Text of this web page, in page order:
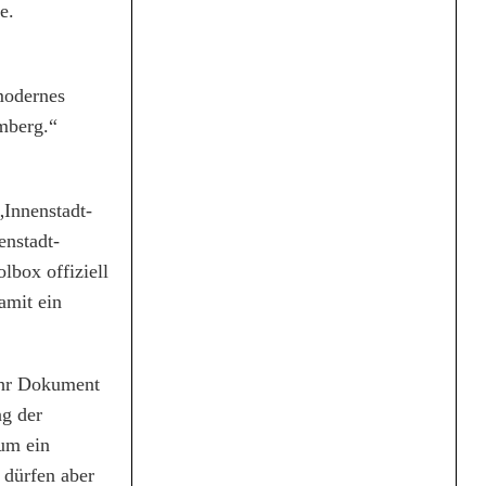
offiziell
ein
Dokument
der
ein
aber